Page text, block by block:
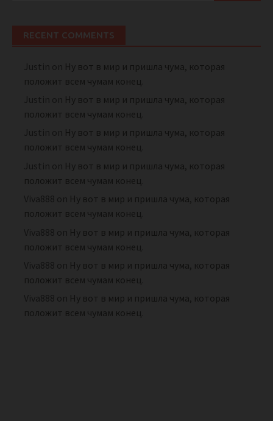
RECENT COMMENTS
Justin on Ну вот в мир и пришла чума, которая
положит всем чумам конец.
Justin on Ну вот в мир и пришла чума, которая
положит всем чумам конец.
Justin on Ну вот в мир и пришла чума, которая
положит всем чумам конец.
Justin on Ну вот в мир и пришла чума, которая
положит всем чумам конец.
Viva888 on Ну вот в мир и пришла чума, которая
положит всем чумам конец.
Viva888 on Ну вот в мир и пришла чума, которая
положит всем чумам конец.
Viva888 on Ну вот в мир и пришла чума, которая
положит всем чумам конец.
Viva888 on Ну вот в мир и пришла чума, которая
положит всем чумам конец.